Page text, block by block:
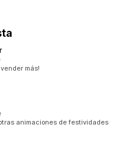
más!
animaciones de festividades